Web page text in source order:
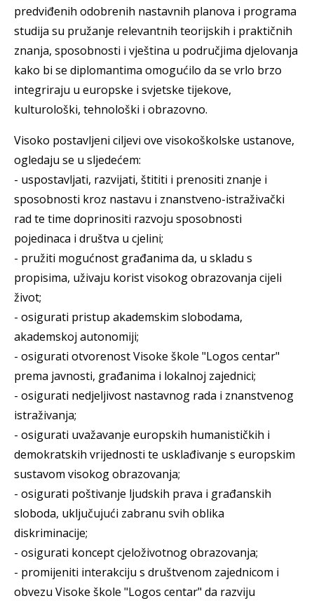
predviđenih odobrenih nastavnih planova i programa
studija su pružanje relevantnih teorijskih i praktičnih
znanja, sposobnosti i vještina u područjima djelovanja
kako bi se diplomantima omogućilo da se vrlo brzo
integriraju u europske i svjetske tijekove,
kulturološki, tehnološki i obrazovno.
Visoko postavljeni ciljevi ove visokoškolske ustanove,
ogledaju se u sljedećem:
- uspostavljati, razvijati, štititi i prenositi znanje i
sposobnosti kroz nastavu i znanstveno-istraživački
rad te time doprinositi razvoju sposobnosti
pojedinaca i društva u cjelini;
- pružiti mogućnost građanima da, u skladu s
propisima, uživaju korist visokog obrazovanja cijeli
život;
- osigurati pristup akademskim slobodama,
akademskoj autonomiji;
- osigurati otvorenost Visoke škole "Logos centar"
prema javnosti, građanima i lokalnoj zajednici;
- osigurati nedjeljivost nastavnog rada i znanstvenog
istraživanja;
- osigurati uvažavanje europskih humanističkih i
demokratskih vrijednosti te usklađivanje s europskim
sustavom visokog obrazovanja;
- osigurati poštivanje ljudskih prava i građanskih
sloboda, uključujući zabranu svih oblika
diskriminacije;
- osigurati koncept cjeloživotnog obrazovanja;
- promijeniti interakciju s društvenom zajednicom i
obvezu Visoke škole "Logos centar" da razviju